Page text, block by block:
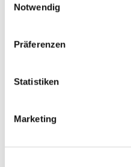
Notwendig
Präferenzen
Statistiken
Marketing
FLACHDACHBAU
www.spenglerei-preis.de